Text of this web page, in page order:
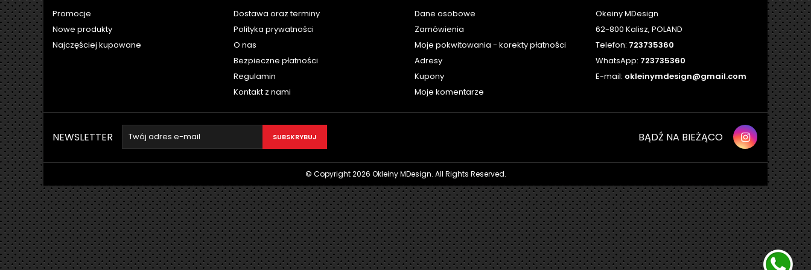
Promocje
Nowe produkty
Najczęściej kupowane
Dostawa oraz terminy
Polityka prywatności
O nas
Bezpieczne płatności
Regulamin
Kontakt z nami
Dane osobowe
Zamówienia
Moje pokwitowania - korekty płatności
Adresy
Kupony
Moje komentarze
Okeiny MDesign
62-800 Kalisz, POLAND
Telefon: 723735360
WhatsApp: 723735360
E-mail: okleinymdesign@gmail.com
NEWSLETTER BĄDŹ NA BIEŻĄCO
© Copyright 2026 Okleiny MDesign. All Rights Reserved.